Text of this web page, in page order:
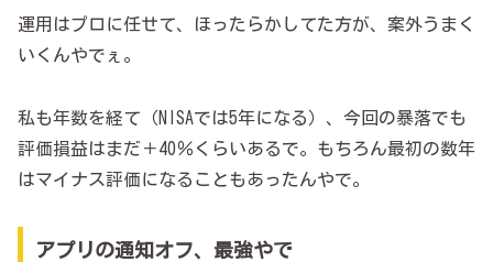
運用はプロに任せて、ほったらかしてた方が、案外うまく
いくんやでぇ。
私も年数を経て（NISAでは5年になる）、今回の暴落でも
評価損益はまだ＋40％くらいあるで。もちろん最初の数年
はマイナス評価になることもあったんやで。
アプリの通知オフ、最強やで